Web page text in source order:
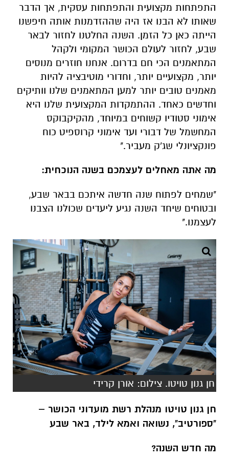
התפתחות מקצועית והתפתחות עסקית, אך הדבר
שאותו לא הבנו אז היה שההזדמנות אותה חיפשנו
הייתה כאן כל הזמן. השנה החלטנו לחזור לבאר
שבע, לחזור לעולם הכושר המקומי ולקהל
המתאמנים הכי חם בדרום. אנחנו חוזרים מנוסים
יותר, מקצועיים יותר, וחדורי מוטיבציה להיות
מאמנים טובים יותר למען המתאמנים שלנו וותיקים
וחדשים כאחד. ההתמקדות המקצועית שלנו היא
אימוני סטודיו קשוחים במיוחד, מהקיקבוקס
המחשמל של דבורי ועד אימוני קרוספיט כוח
פונקציונלי שג'ק מעביר."
מה אתה מאחלים לעצמכם בשנה הנוכחית:
"שמחים לפתוח שנה חדשה איתכם בבאר שבע,
ובטוחים שיחד השנה נגיע ליעדים שכולנו הצבנו
לעצמנו."
חן גנון טויטו. צילום: אורן קרידי
חן גנון טויטו מנהלת רשת מועדוני הכושר –
"ספורטיב", נשואה ואמא לילד, באר שבע
מה חדש השנה?